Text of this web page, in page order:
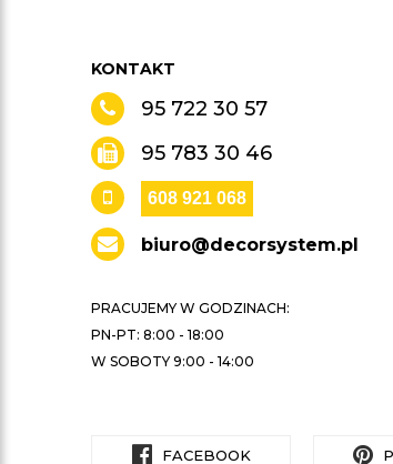
KONTAKT
95 722 30 57
95 783 30 46
608 921 068
biuro@decorsystem.pl
PRACUJEMY W GODZINACH:
PN-PT: 8:00 - 18:00
W SOBOTY 9:00 - 14:00
FACEBOOK